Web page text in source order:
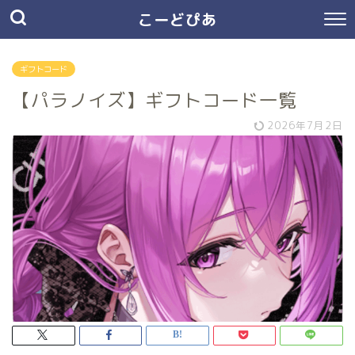
こーどぴあ
ギフトコード
【パラノイズ】ギフトコード一覧
2026年7月2日